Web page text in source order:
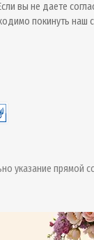
вы не даете
покинуть наш
указание прямой